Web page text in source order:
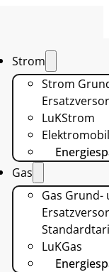
Strom
Strom
LuKStrom
Gas
Gas Grund-
LuKGas